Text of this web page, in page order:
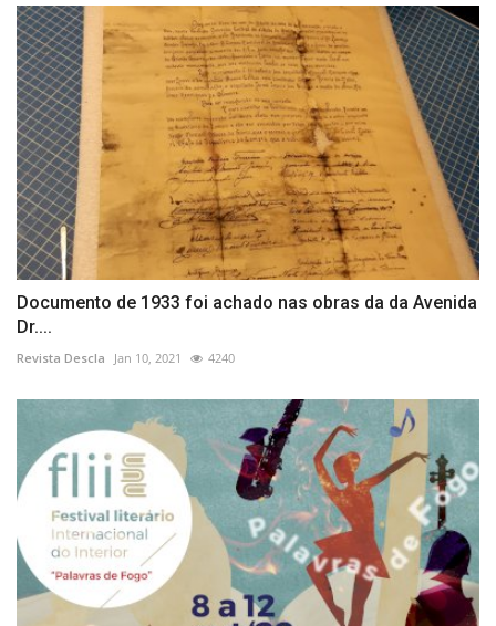
Documento de 1933 foi achado nas obras da da Avenida
Dr....
Revista Descla Jan 10, 2021 4240